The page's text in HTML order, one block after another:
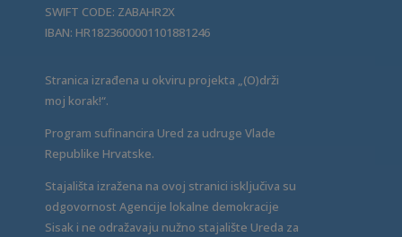
SWIFT CODE: ZABAHR2X
IBAN: HR1823600001101881246
Stranica izrađena u okviru projekta „(O)drži
moj korak!“.
Program sufinancira Ured za udruge Vlade
Republike Hrvatske.
Stajališta izražena na ovoj stranici isključiva su
odgovornost Agencije lokalne demokracije
Sisak i ne odražavaju nužno stajalište Ureda za